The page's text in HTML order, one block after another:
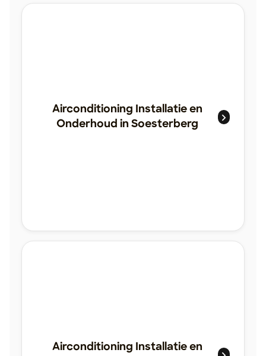
Airconditioning Installatie en
Onderhoud in Soesterberg
Airconditioning Installatie en